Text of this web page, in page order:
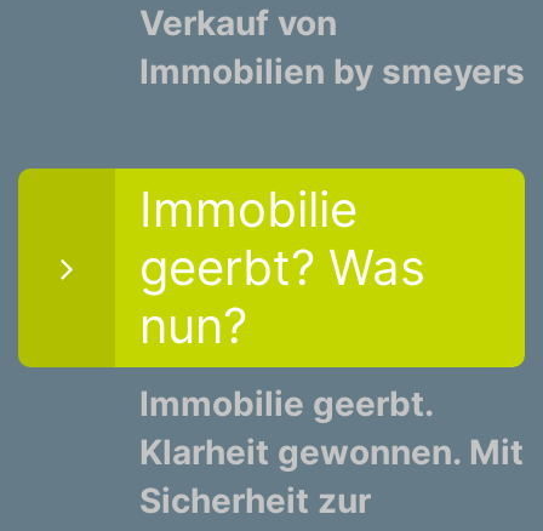
Verkauf von
Immobilien by smeyers
Immobilie
geerbt? Was
nun?
Immobilie geerbt.
Klarheit gewonnen. Mit
Sicherheit zur